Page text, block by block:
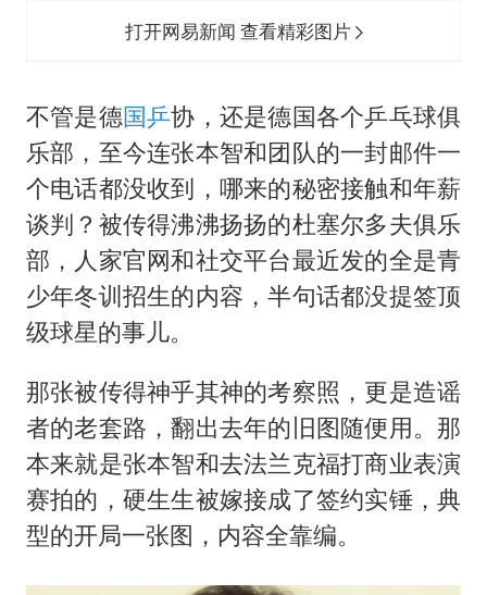
打开网易新闻 查看精彩图片
不管是德国乒协，还是德国各个乒乓球俱
乐部，至今连张本智和团队的一封邮件一
个电话都没收到，哪来的秘密接触和年薪
谈判？被传得沸沸扬扬的杜塞尔多夫俱乐
部，人家官网和社交平台最近发的全是青
少年冬训招生的内容，半句话都没提签顶
级球星的事儿。
那张被传得神乎其神的考察照，更是造谣
者的老套路，翻出去年的旧图随便用。那
本来就是张本智和去法兰克福打商业表演
赛拍的，硬生生被嫁接成了签约实锤，典
型的开局一张图，内容全靠编。